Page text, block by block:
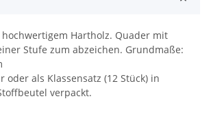
Hartholz. Quader mit
Stufe zum abzeichen. Grundmaße:
oder als Klassensatz (12 Stück) in
verpackt.